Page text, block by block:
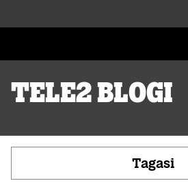
Tele2 blogi
Tagasi